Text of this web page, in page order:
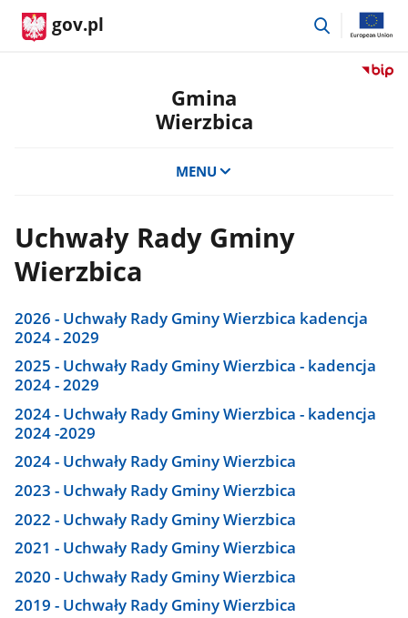
gov.pl
przejdź
Przejdź
Gmina
Wierzbica
MENU
Uchwały Rady Gminy
Wierzbica
2026 - Uchwały Rady Gminy Wierzbica kadencja
2024 - 2029
2025 - Uchwały Rady Gminy Wierzbica - kadencja
2024 - 2029
2024 - Uchwały Rady Gminy Wierzbica - kadencja
2024 -2029
2024 - Uchwały Rady Gminy Wierzbica
2023 - Uchwały Rady Gminy Wierzbica
2022 - Uchwały Rady Gminy Wierzbica
2021 - Uchwały Rady Gminy Wierzbica
2020 - Uchwały Rady Gminy Wierzbica
2019 - Uchwały Rady Gminy Wierzbica